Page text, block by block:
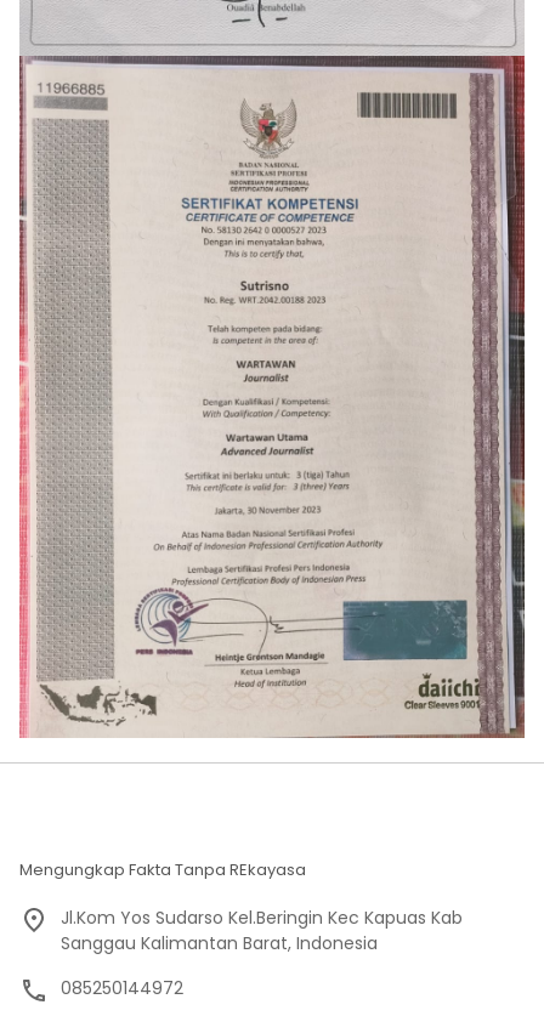
Mengungkap Fakta Tanpa REkayasa
Jl.Kom Yos Sudarso Kel.Beringin Kec Kapuas Kab
Sanggau Kalimantan Barat, Indonesia
085250144972